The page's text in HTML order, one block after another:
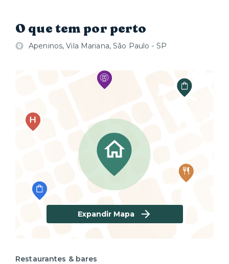
O que tem por perto
Apeninos, Vila Mariana, São Paulo - SP
Expandir Mapa
Restaurantes & bares